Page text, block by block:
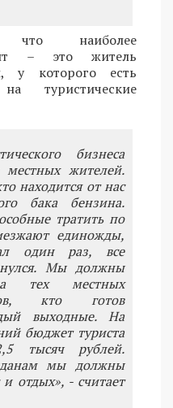
что наиболее
– это житель
у которого есть
туристические
бизнеса
местных жителей.
находится от нас
бака бензина.
тратить по
единожды,
один раз, все
Мы должны
на тех местных
кто готов
выходные. На
бюджет туриста
тысяч рублей.
мы должны
и отдых», - считает